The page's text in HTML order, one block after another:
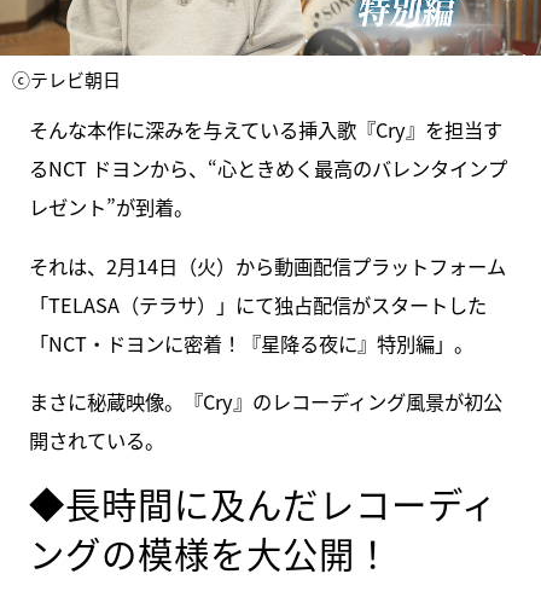
ⓒテレビ朝日
そんな本作に深みを与えている挿入歌『Cry』を担当す
るNCT ドヨンから、“心ときめく最高のバレンタインプ
レゼント”が到着。
それは、2月14日（火）から動画配信プラットフォーム
「TELASA（テラサ）」にて独占配信がスタートした
「NCT・ドヨンに密着！『星降る夜に』特別編」。
まさに秘蔵映像。『Cry』のレコーディング風景が初公
開されている。
◆長時間に及んだレコーディ
ングの模様を大公開！